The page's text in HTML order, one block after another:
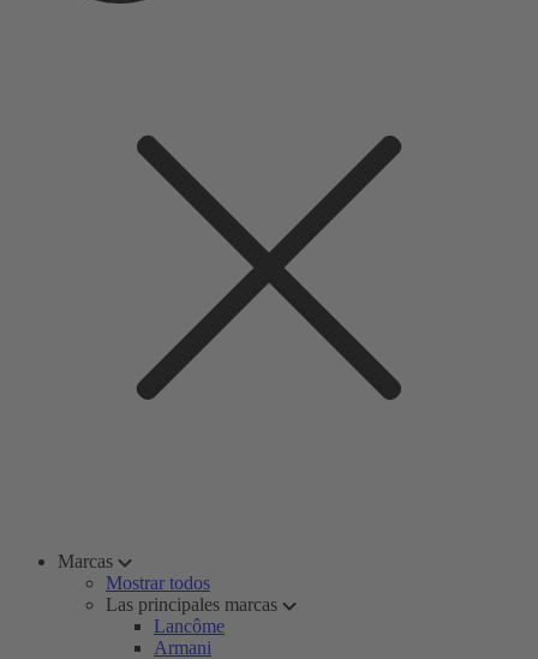
Marcas
Mostrar todos
Las principales marcas
Lancôme
Armani